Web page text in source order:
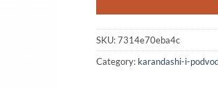
SKU:7314e70eba4c
Category: karandashi-i-